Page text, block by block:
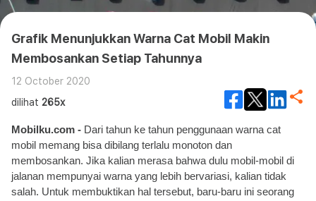
Grafik Menunjukkan Warna Cat Mobil Makin
Membosankan Setiap Tahunnya
12 October 2020
dilihat 265x
Mobilku.com - Dari tahun ke tahun penggunaan warna cat
mobil memang bisa dibilang terlalu monoton dan
membosankan. Jika kalian merasa bahwa dulu mobil-mobil di
jalanan mempunyai warna yang lebih bervariasi, kalian tidak
salah. Untuk membuktikan hal tersebut, baru-baru ini seorang